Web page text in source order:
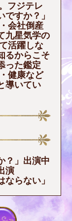
フジテレ
すか？」
会社倒産
九星気学の
活躍しな
るからこそ
った鑑定
健康など
導いてい
？」出演中
演
ならない」